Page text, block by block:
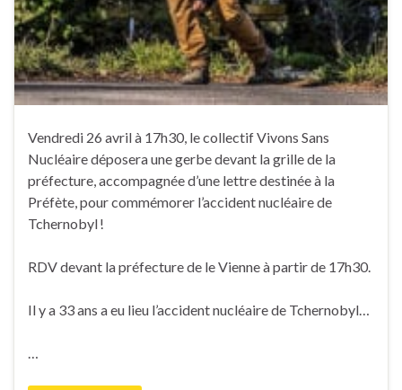
Vendredi 26 avril à 17h30, le collectif Vivons Sans
Nucléaire déposera une gerbe devant la grille de la
préfecture, accompagnée d’une lettre destinée à la
Préfète, pour commémorer l’accident nucléaire de
Tchernobyl !
RDV devant la préfecture de le Vienne à partir de 17h30.
Il y a 33 ans a eu lieu l’accident nucléaire de Tchernobyl…
…